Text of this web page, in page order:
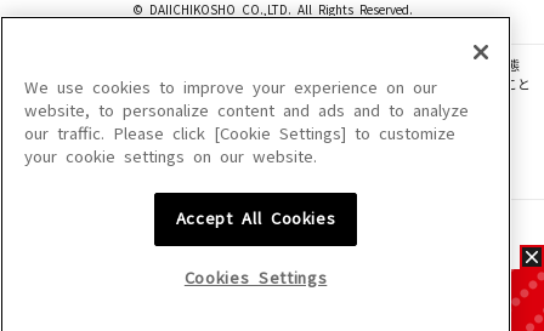
© DAIICHIKOSHO CO.,LTD. All Rights Reserved.
このサイトに掲載されている一切の文章・画像・写真・動画・音声等を、手段や形態
を問わず、著作権法の定める範囲を超えて無断で複製、転載、ファイル化などすること
を禁じます。
楽曲及びコンテンツは、機種によりご利用いただけない場合があります。
楽曲及びコンテンツの配信日、配信内容が変更になる場合があります。
We use cookies to improve your experience on our
website, to personalize content and ads and to analyze
our traffic. Please click [Cookie Settings] to customize
your cookie settings on our website.
Accept All Cookies
Cookies Settings